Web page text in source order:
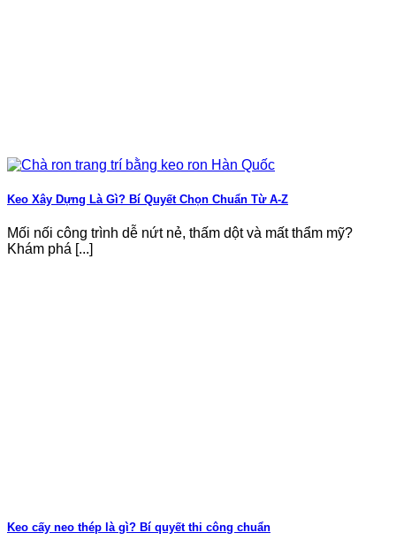
Keo Xây Dựng Là Gì? Bí Quyết Chọn Chuẩn Từ A-Z
Mối nối công trình dễ nứt nẻ, thấm dột và mất thẩm mỹ?
Khám phá [...]
Keo cấy neo thép là gì? Bí quyết thi công chuẩn